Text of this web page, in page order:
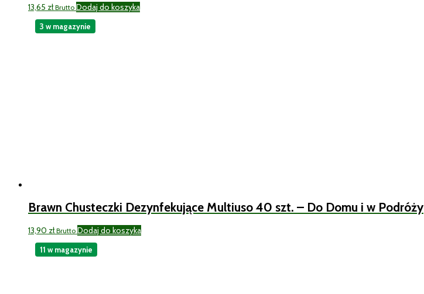
13,65 zł Brutto Dodaj do koszyka
Brawn Chusteczki Dezynfekujące Multiuso 40 szt. – Do Domu i w Podróży
13,90 zł Brutto Dodaj do koszyka
3 w magazynie
11 w magazynie